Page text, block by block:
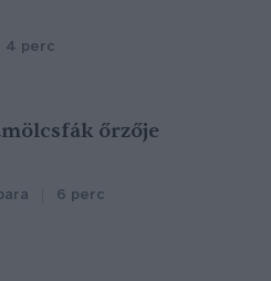
4 perc
őrzője
6 perc